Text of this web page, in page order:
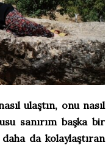
ulaştın, onu nasıl
sanırım başka bir
da kolaylaştıran